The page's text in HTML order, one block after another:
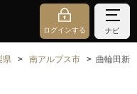
ログインする ナビ
県 南アルプス市
曲輪田新